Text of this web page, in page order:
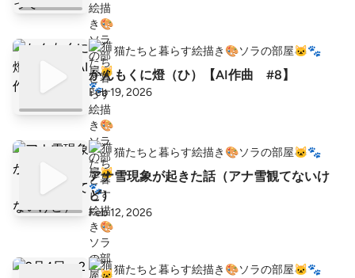
猫たちと暮らす絵描き🎨ソラの部屋🐱🐾
かんもくに燈（ひ）【AI作曲 #8】
Feb 19, 2026
猫たちと暮らす絵描き🎨ソラの部屋🐱🐾
アナ雪現象が起きた話（アナ雪観てないけ
ど）
Feb 12, 2026
猫たちと暮らす絵描き🎨ソラの部屋🐱🐾